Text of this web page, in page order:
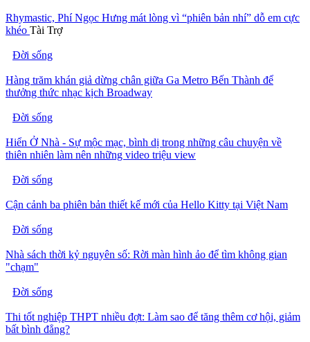
Rhymastic, Phí Ngọc Hưng mát lòng vì “phiên bản nhí” dỗ em cực
khéo Tài Trợ
Đời sống
Hàng trăm khán giả dừng chân giữa Ga Metro Bến Thành để
thưởng thức nhạc kịch Broadway
Đời sống
Hiển Ở Nhà - Sự mộc mạc, bình dị trong những câu chuyện về
thiên nhiên làm nên những video triệu view
Đời sống
Cận cảnh ba phiên bản thiết kế mới của Hello Kitty tại Việt Nam
Đời sống
Nhà sách thời kỷ nguyên số: Rời màn hình ảo để tìm không gian
"chạm"
Đời sống
Thi tốt nghiệp THPT nhiều đợt: Làm sao để tăng thêm cơ hội, giảm
bất bình đẳng?